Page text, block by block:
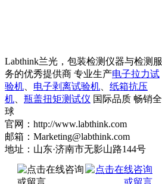
Labthink兰光，包装检测仪器与检测服
务的优秀提供商 专业生产电子拉力试
验机
电子剥离试验机
纸箱抗压
机
瓶盖扭矩测试仪 国际品质 畅销全
球
官网：http://www.labthink.com
邮箱：Marketing@labthink.com
地址：山东·济南市无影山路144号